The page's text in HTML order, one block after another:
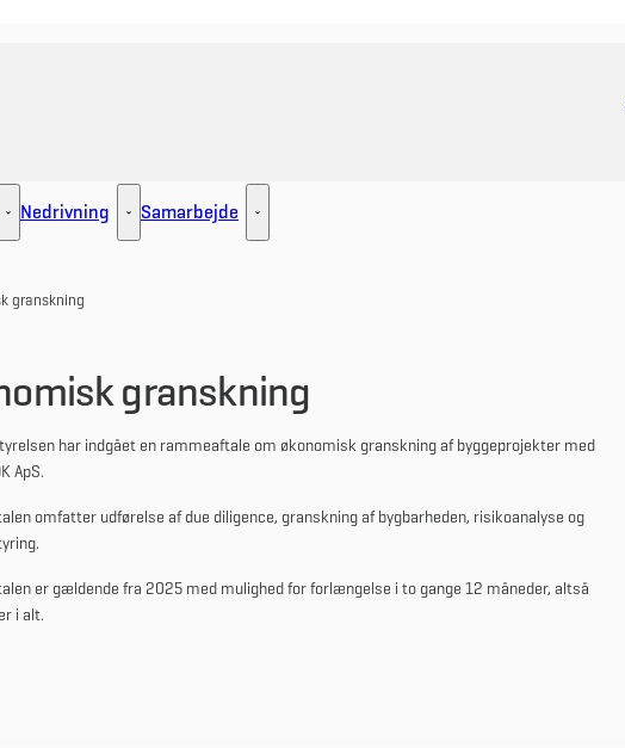
- Flere links
Udlejning - Flere links
Nedrivning Nedrivning - Flere links
Samarbejde Samarbejde - Flere links
granskning
granskning
har indgået en rammeaftale om økonomisk granskning af byggeprojekter med
ApS.
omfatter udførelse af due diligence, granskning af bygbarheden, risikoanalyse og
er gældende fra 2025 med mulighed for forlængelse i to gange 12 måneder, altså
i alt.